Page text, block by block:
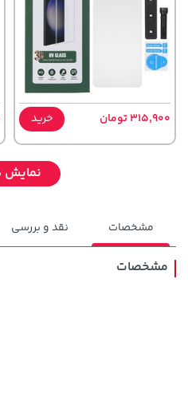
315,900 تومان خرید
نمایش
مشخصات نقد و بررسی
مشخصات